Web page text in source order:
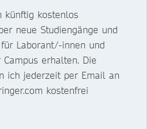
künftig kostenlos
neue Studiengänge und
Laborant/-innen und
ich jederzeit per Email an
kostenfrei